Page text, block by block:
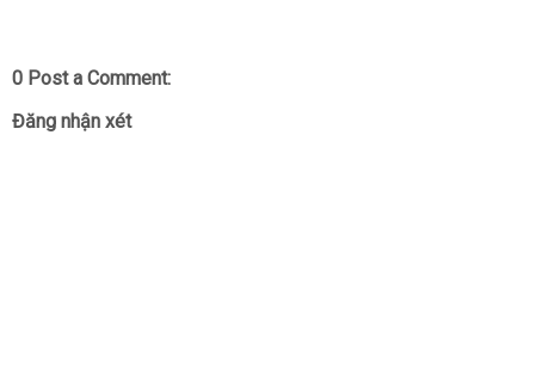
0 Post a Comment:
Đăng nhận xét